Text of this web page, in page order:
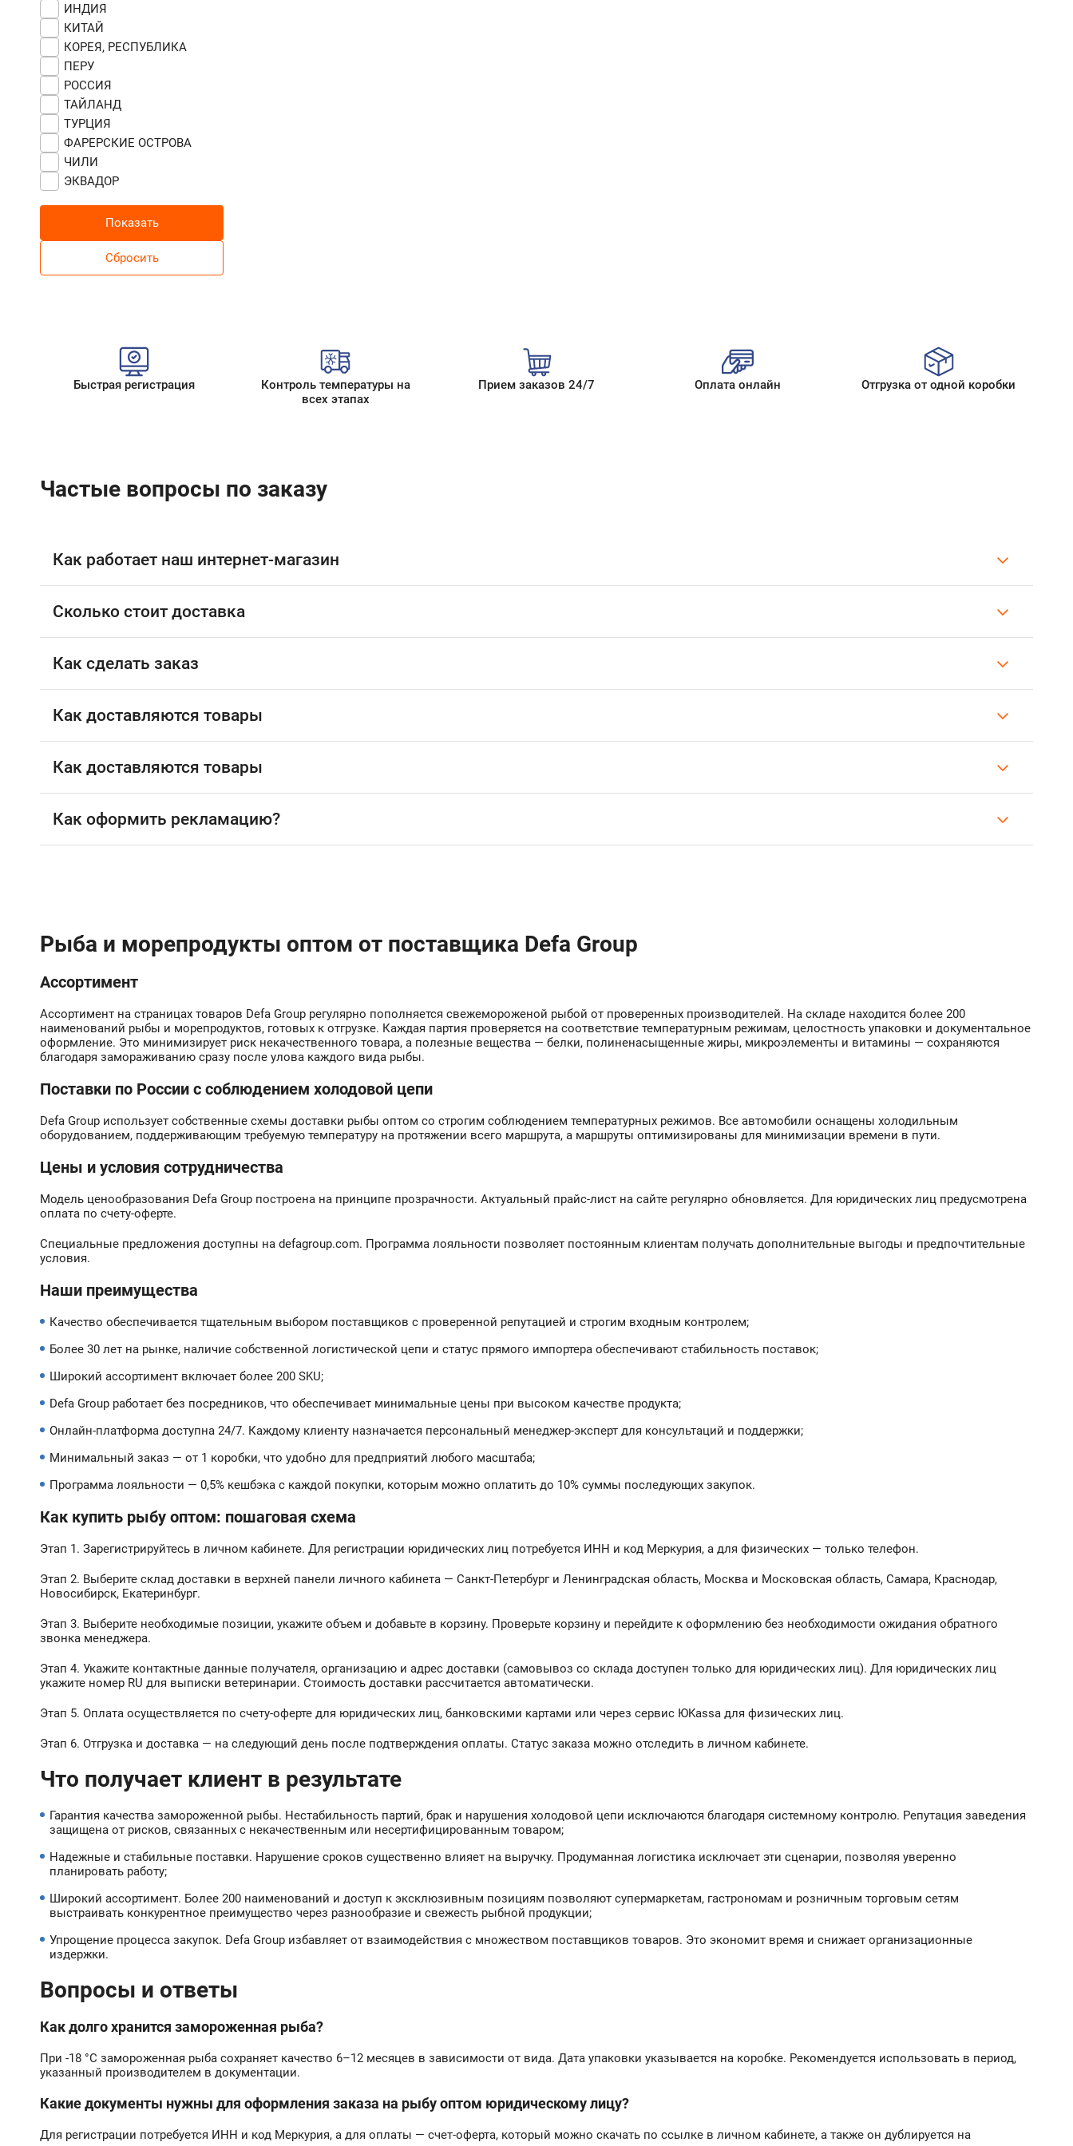
ИНДИЯ
КИТАЙ
КОРЕЯ, РЕСПУБЛИКА
ПЕРУ
РОССИЯ
ТАЙЛАНД
ТУРЦИЯ
ФАРЕРСКИЕ ОСТРОВА
ЧИЛИ
ЭКВАДОР
Быстрая регистрация
Контроль температуры на
всех этапах
Прием заказов 24/7 Оплата онлайн Отгрузка от одной коробки
Частые вопросы по заказу
Как работает наш интернет-магазин
Сколько стоит доставка
Как сделать заказ
Как доставляются товары
Как доставляются товары
Как оформить рекламацию?
Рыба и морепродукты оптом от поставщика Defa Group
Ассортимент
Ассортимент на страницах товаров Defa Group регулярно пополняется свежемороженой рыбой от проверенных производителей. На складе находится более 200
наименований рыбы и морепродуктов, готовых к отгрузке. Каждая партия проверяется на соответствие температурным режимам, целостность упаковки и документальное
оформление. Это минимизирует риск некачественного товара, а полезные вещества — белки, полиненасыщенные жиры, микроэлементы и витамины — сохраняются
благодаря замораживанию сразу после улова каждого вида рыбы.
Поставки по России с соблюдением холодовой цепи
Defa Group использует собственные схемы доставки рыбы оптом со строгим соблюдением температурных режимов. Все автомобили оснащены холодильным
оборудованием, поддерживающим требуемую температуру на протяжении всего маршрута, а маршруты оптимизированы для минимизации времени в пути.
Цены и условия сотрудничества
Модель ценообразования Defa Group построена на принципе прозрачности. Актуальный прайс-лист на сайте регулярно обновляется. Для юридических лиц предусмотрена
оплата по счету-оферте.
Специальные предложения доступны на defagroup.com. Программа лояльности позволяет постоянным клиентам получать дополнительные выгоды и предпочтительные
условия.
Наши преимущества
Качество обеспечивается тщательным выбором поставщиков с проверенной репутацией и строгим входным контролем;
Более 30 лет на рынке, наличие собственной логистической цепи и статус прямого импортера обеспечивают стабильность поставок;
Широкий ассортимент включает более 200 SKU;
Defa Group работает без посредников, что обеспечивает минимальные цены при высоком качестве продукта;
Онлайн-платформа доступна 24/7. Каждому клиенту назначается персональный менеджер-эксперт для консультаций и поддержки;
Минимальный заказ — от 1 коробки, что удобно для предприятий любого масштаба;
Программа лояльности — 0,5% кешбэка с каждой покупки, которым можно оплатить до 10% суммы последующих закупок.
Как купить рыбу оптом: пошаговая схема
Этап 1. Зарегистрируйтесь в личном кабинете. Для регистрации юридических лиц потребуется ИНН и код Меркурия, а для физических — только телефон.
Этап 2. Выберите склад доставки в верхней панели личного кабинета — Санкт-Петербург и Ленинградская область, Москва и Московская область, Самара, Краснодар,
Новосибирск, Екатеринбург.
Этап 3. Выберите необходимые позиции, укажите объем и добавьте в корзину. Проверьте корзину и перейдите к оформлению без необходимости ожидания обратного
звонка менеджера.
Этап 4. Укажите контактные данные получателя, организацию и адрес доставки (самовывоз со склада доступен только для юридических лиц). Для юридических лиц
укажите номер RU для выписки ветеринарии. Стоимость доставки рассчитается автоматически.
Этап 5. Оплата осуществляется по счету-оферте для юридических лиц, банковскими картами или через сервис ЮKassa для физических лиц.
Этап 6. Отгрузка и доставка — на следующий день после подтверждения оплаты. Статус заказа можно отследить в личном кабинете.
Что получает клиент в результате
Гарантия качества замороженной рыбы. Нестабильность партий, брак и нарушения холодовой цепи исключаются благодаря системному контролю. Репутация заведения
защищена от рисков, связанных с некачественным или несертифицированным товаром;
Надежные и стабильные поставки. Нарушение сроков существенно влияет на выручку. Продуманная логистика исключает эти сценарии, позволяя уверенно
планировать работу;
Широкий ассортимент. Более 200 наименований и доступ к эксклюзивным позициям позволяют супермаркетам, гастрономам и розничным торговым сетям
выстраивать конкурентное преимущество через разнообразие и свежесть рыбной продукции;
Упрощение процесса закупок. Defa Group избавляет от взаимодействия с множеством поставщиков товаров. Это экономит время и снижает организационные
издержки.
Вопросы и ответы
Как долго хранится замороженная рыба?
При -18 °C замороженная рыба сохраняет качество 6–12 месяцев в зависимости от вида. Дата упаковки указывается на коробке. Рекомендуется использовать в период,
указанный производителем в документации.
Какие документы нужны для оформления заказа на рыбу оптом юридическому лицу?
Для регистрации потребуется ИНН и код Меркурия, а для оплаты — счет-оферта, который можно скачать по ссылке в личном кабинете, а также он дублируется на